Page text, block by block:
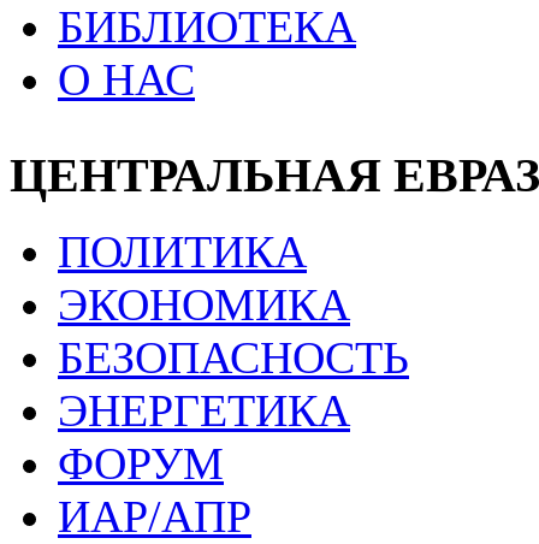
БИБЛИОТЕКА
О НАС
ЦЕНТРАЛЬНАЯ
ПОЛИТИКА
ЭКОНОМИКА
БЕЗОПАСНОСТЬ
ЭНЕРГЕТИКА
ФОРУМ
ИАР/АПР